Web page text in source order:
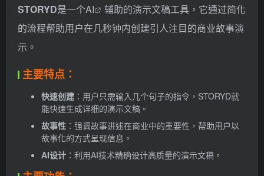
STORYD是一个AI
辅助的演示文稿工具，它通过简化
的流程帮助用户在几秒钟内创建引人注目的商业故事演
示。
主要特点：
快速创建 ：用户只需输入几个句子的指令，STORYD就
能快速生成详细的演示文稿。
故事性 ：强调故事讲述在商业中的重要性，帮助用户以
故事化的方式呈现信息。
AI设计 ：利用AI技术精确设计高质量的演示文稿。